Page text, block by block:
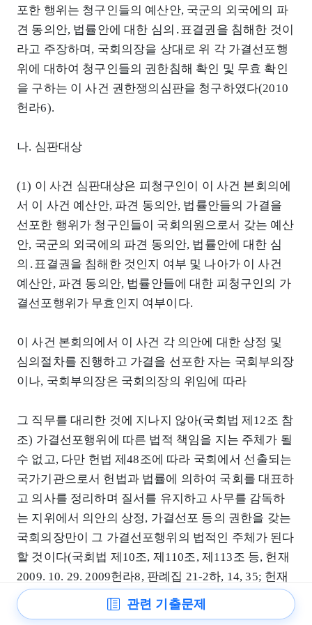
포한 행위는 청구인들의 예산안, 국군의 외국에의 파
견 동의안, 법률안에 대한 심의․표결권을 침해한 것이
라고 주장하며, 국회의장을 상대로 위 각 가결선포행
위에 대하여 청구인들의 권한침해 확인 및 무효 확인
을 구하는 이 사건 권한쟁의심판을 청구하였다(2010
헌라6).
나. 심판대상
(1) 이 사건 심판대상은 피청구인이 이 사건 본회의에
서 이 사건 예산안, 파견 동의안, 법률안들의 가결을
선포한 행위가 청구인들이 국회의원으로서 갖는 예산
안, 국군의 외국에의 파견 동의안, 법률안에 대한 심
의․표결권을 침해한 것인지 여부 및 나아가 이 사건
예산안, 파견 동의안, 법률안들에 대한 피청구인의 가
결선포행위가 무효인지 여부이다.
이 사건 본회의에서 이 사건 각 의안에 대한 상정 및
심의절차를 진행하고 가결을 선포한 자는 국회부의장
이나, 국회부의장은 국회의장의 위임에 따라
그 직무를 대리한 것에 지나지 않아(국회법 제12조 참
조) 가결선포행위에 따른 법적 책임을 지는 주체가 될
수 없고, 다만 헌법 제48조에 따라 국회에서 선출되는
국가기관으로서 헌법과 법률에 의하여 국회를 대표하
고 의사를 정리하며 질서를 유지하고 사무를 감독하
는 지위에서 의안의 상정, 가결선포 등의 권한을 갖는
국회의장만이 그 가결선포행위의 법적인 주체가 된다
할 것이다(국회법 제10조, 제110조, 제113조 등, 헌재
2009. 10. 29. 2009헌라8, 판례집 21-2하, 14, 35; 헌재
2011. 8. 30. 2009헌라7, 공보 179, 1225, 1228 등 참
조).
관련 기출문제